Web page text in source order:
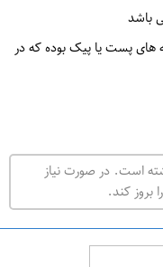
ف
ر
ت
ه
ر
ا
باشد
های پست یا پیک بوده که در
است. در صورت نیاز
بروز کند.